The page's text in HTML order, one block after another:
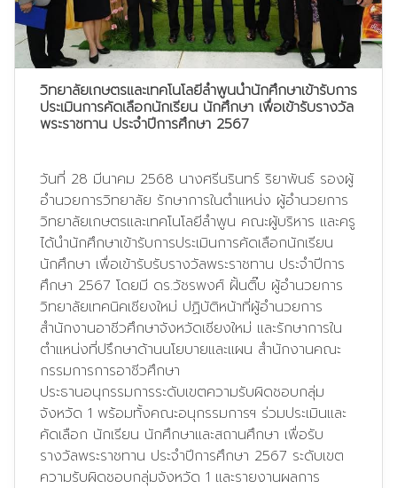
วิทยาลัยเกษตรและเทคโนโลยีลำพูนนำนักศึกษาเข้ารับการ
ประเมินการคัดเลือกนักเรียน นักศึกษา เพื่อเข้ารับรางวัล
พระราชทาน ประจำปีการศึกษา 2567
วันที่ 28 มีนาคม 2568 นางศรีนรินทร์ ริยาพันธ์ รองผู้
อำนวยการวิทยาลัย รักษาการในตำแหน่ง ผู้อำนวยการ
วิทยาลัยเกษตรและเทคโนโลยีลำพูน คณะผู้บริหาร และครู
ได้นำนักศึกษาเข้ารับการประเมินการคัดเลือกนักเรียน
นักศึกษา เพื่อเข้ารับรับรางวัลพระราชทาน ประจำปีการ
ศึกษา 2567 โดยมี ดร.วัชรพงศ์ ฝั้นติ๊บ ผู้อำนวยการ
วิทยาลัยเทคนิคเชียงใหม่ ปฏิบัติหน้าที่ผู้อำนวยการ
สำนักงานอาชีวศึกษาจังหวัดเชียงใหม่ และรักษาการใน
ตำแหน่งที่ปรึกษาด้านนโยบายและแผน สำนักงานคณะ
กรรมการการอาชีวศึกษา
ประธานอนุกรรมการระดับเขตความรับผิดชอบกลุ่ม
จังหวัด 1 พร้อมทั้งคณะอนุกรรมการฯ ร่วมประเมินและ
คัดเลือก นักเรียน นักศึกษาและสถานศึกษา เพื่อรับ
รางวัลพระราชทาน ประจำปีการศึกษา 2567 ระดับเขต
ความรับผิดชอบกลุ่มจังหวัด 1 และรายงานผลการ